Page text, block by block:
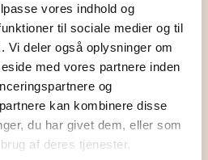
vores indhold og
til sociale medier og til
Vi deler også oplysninger om
med vores partnere inden
og
kan kombinere disse
du har givet dem, eller som
af deres tjenester.
allergitestade och doftfria.
en mer personlig mjukvara
kliniskt inspirerad upplevelse
klädda i vita labbrockar
analyserade huden erbjöd
– en metod som är den
av sitt slag.